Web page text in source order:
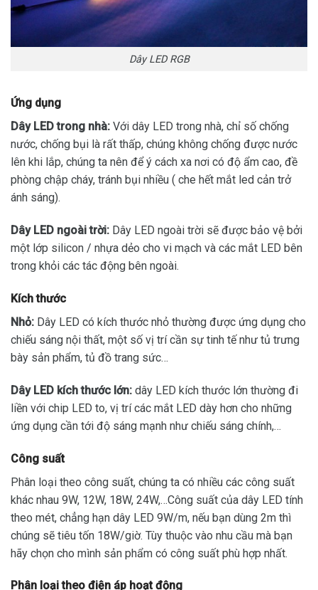
Dây LED RGB
Ứng dụng
Dây LED trong nhà: Với dây LED trong nhà, chỉ số chống
nước, chống bụi là rất thấp, chúng không chống được nước
lên khi lắp, chúng ta nên để ý cách xa nơi có độ ẩm cao, đề
phòng chập cháy, tránh bụi nhiều ( che hết mắt led cản trở
ánh sáng).
Dây LED ngoài trời: Dây LED ngoài trời sẽ được bảo vệ bởi
một lớp silicon / nhựa dẻo cho vi mạch và các mắt LED bên
trong khỏi các tác động bên ngoài.
Kích thước
Nhỏ: Dây LED có kích thước nhỏ thường được ứng dụng cho
chiếu sáng nội thất, một số vị trí cần sự tinh tế như tủ trưng
bày sản phẩm, tủ đồ trang sức…
Dây LED kích thước lớn: dây LED kích thước lớn thường đi
liền với chip LED to, vị trí các mắt LED dày hơn cho những
ứng dụng cần tới độ sáng mạnh như chiếu sáng chính,…
Công suất
Phân loại theo công suất, chúng ta có nhiều các công suất
khác nhau 9W, 12W, 18W, 24W,…Công suất của dây LED tính
theo mét, chẳng hạn dây LED 9W/m, nếu bạn dùng 2m thì
chúng sẽ tiêu tốn 18W/giờ. Tùy thuộc vào nhu cầu mà bạn
hãy chọn cho mình sản phẩm có công suất phù hợp nhất.
Phân loại theo điện áp hoạt động